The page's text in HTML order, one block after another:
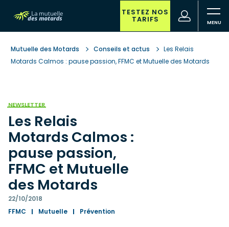
contenu
principal recherche
TESTEZ NOS
TARIFS
(nouvelle
fenêtre)
Mutuelle des Motards Conseils et actus
Les Relais
Motards Calmos : pause passion, FFMC et Mutuelle des Motards
NEWSLETTER
Les Relais
Motards Calmos :
pause passion,
FFMC et Mutuelle
des Motards
22/10/2018
FFMC
Mutuelle Prévention